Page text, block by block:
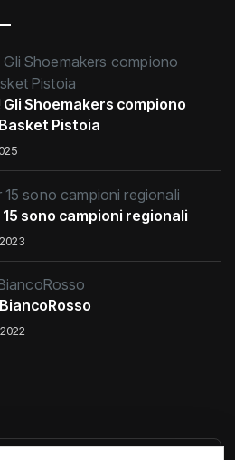
Shoemakers compiono
Pistoia
sono campioni regionali